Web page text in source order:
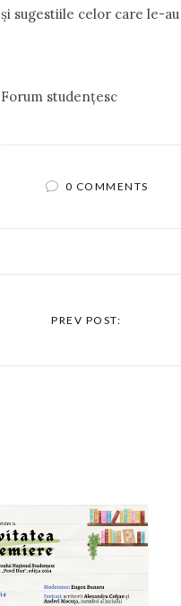
și sugestiile celor care le-
Forum studențesc
0 COMMENTS
PREV POST: